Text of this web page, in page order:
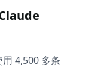
4,500 多条